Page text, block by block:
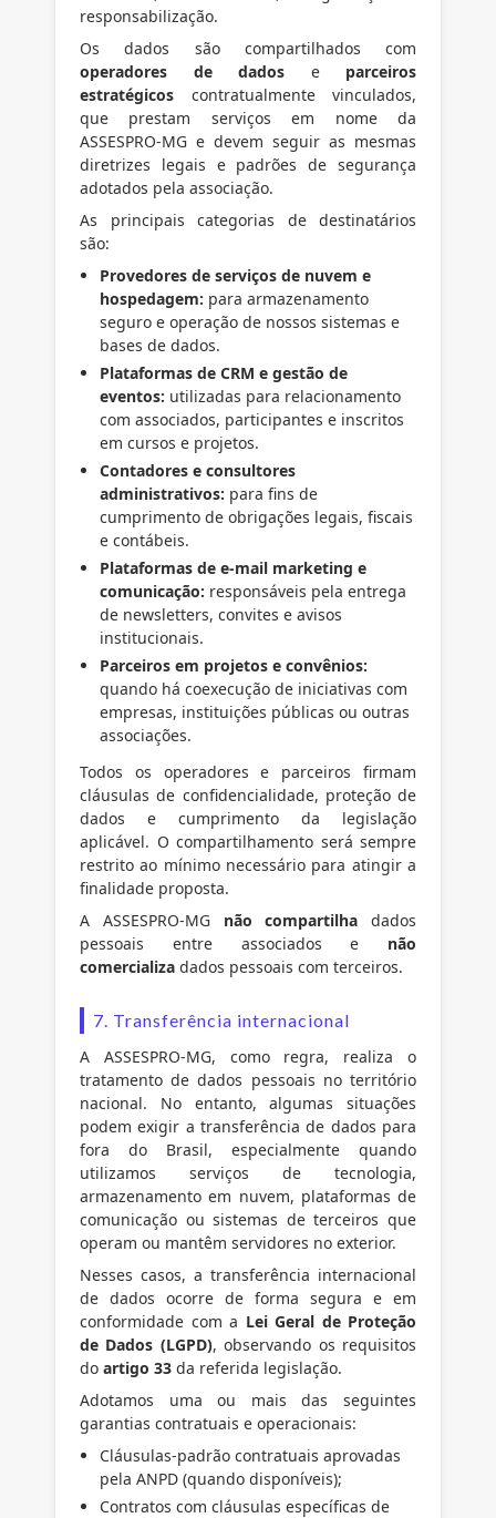
responsabilização.
Os dados são compartilhados com
operadores de dados e parceiros
estratégicos contratualmente vinculados,
que prestam serviços em nome da
ASSESPRO-MG e devem seguir as mesmas
diretrizes legais e padrões de segurança
adotados pela associação.
As principais categorias de destinatários
são:
Provedores de serviços de nuvem e
hospedagem: para armazenamento
seguro e operação de nossos sistemas e
bases de dados.
Plataformas de CRM e gestão de
eventos: utilizadas para relacionamento
com associados, participantes e inscritos
em cursos e projetos.
Contadores e consultores
administrativos: para fins de
cumprimento de obrigações legais, fiscais
e contábeis.
Plataformas de e-mail marketing e
comunicação: responsáveis pela entrega
de newsletters, convites e avisos
institucionais.
Parceiros em projetos e convênios:
quando há coexecução de iniciativas com
empresas, instituições públicas ou outras
associações.
Todos os operadores e parceiros firmam
cláusulas de confidencialidade, proteção de
dados e cumprimento da legislação
aplicável. O compartilhamento será sempre
restrito ao mínimo necessário para atingir a
finalidade proposta.
A ASSESPRO-MG não compartilha dados
pessoais entre associados e não
comercializa dados pessoais com terceiros.
7. Transferência internacional
A ASSESPRO-MG, como regra, realiza o
tratamento de dados pessoais no território
nacional. No entanto, algumas situações
podem exigir a transferência de dados para
fora do Brasil, especialmente quando
utilizamos serviços de tecnologia,
armazenamento em nuvem, plataformas de
comunicação ou sistemas de terceiros que
operam ou mantêm servidores no exterior.
Nesses casos, a transferência internacional
de dados ocorre de forma segura e em
conformidade com a Lei Geral de Proteção
de Dados (LGPD), observando os requisitos
do artigo 33 da referida legislação.
Adotamos uma ou mais das seguintes
garantias contratuais e operacionais:
Cláusulas-padrão contratuais aprovadas
pela ANPD (quando disponíveis);
Contratos com cláusulas específicas de